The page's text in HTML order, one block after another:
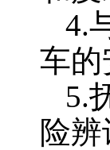
4.
车的
5.
险